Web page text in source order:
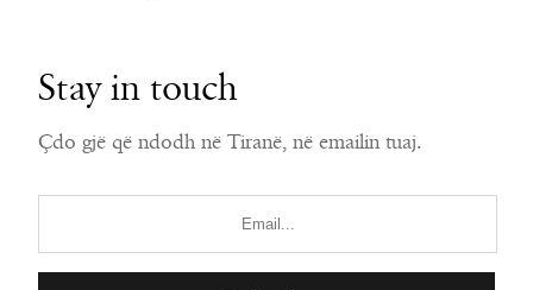
Stay in touch
Çdo gjë që ndodh në Tiranë, në emailin tuaj.